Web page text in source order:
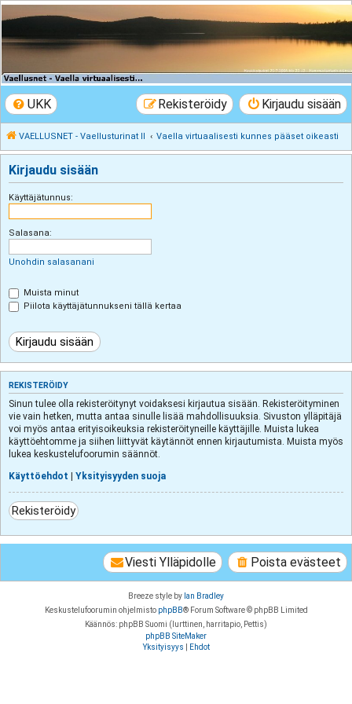
VAELLUSNET -
Vaellusturinat II
UKK Kirjaudu sisään
Rekisteröidy
VAELLUSNET - Vaellusturinat II Vaella virtuaalisesti kunnes pääset oikeasti
Kirjaudu sisään
Käyttäjätunnus:
Salasana:
Unohdin salasanani
Muista minut
Piilota käyttäjätunnukseni tällä kertaa
REKISTERÖIDY
Sinun tulee olla rekisteröitynyt voidaksesi kirjautua sisään. Rekisteröityminen
vie vain hetken, mutta antaa sinulle lisää mahdollisuuksia. Sivuston ylläpitäjä
voi myös antaa erityisoikeuksia rekisteröityneille käyttäjille. Muista lukea
käyttöehtomme ja siihen liittyvät käytännöt ennen kirjautumista. Muista myös
lukea keskustelufoorumin säännöt.
Käyttöehdot
Yksityisyyden suoja
Rekisteröidy
Poista evästeet
Viesti Ylläpidolle
Breeze style by Ian Bradley
Keskustelufoorumin ohjelmisto phpBB® Forum Software © phpBB Limited
Käännös: phpBB Suomi (lurttinen, harritapio, Pettis)
phpBB SiteMaker
Yksityisyys
Ehdot